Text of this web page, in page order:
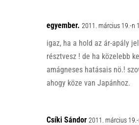
egyember. 2011. március 19.-n
igaz, ha a hold az ár-apály
résztvesz ! de ha közelebb
amágneses hatásais nö.!
ahogy köze van Japánhoz.
Csíki Sándor 2011. március